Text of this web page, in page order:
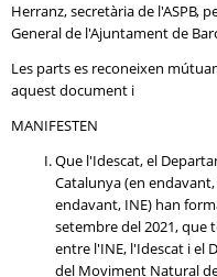
Herranz, secretària de l'ASPB,
General de l'Ajuntament de
Les parts es reconeixen
aquest document i
MANIFESTEN
Que l'Idescat, el
Catalunya (en
endavant, INE) han
setembre del 2021, que
entre l'INE, l'Idescat i el
del Moviment Natural